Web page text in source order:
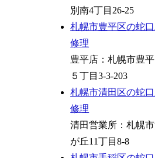
別南4丁目26-25
札幌市豊平区の蛇
修理
豊平店：札幌市豊
５丁目3-3-203
札幌市清田区の蛇
修理
清田営業所：札幌
が丘11丁目8-8